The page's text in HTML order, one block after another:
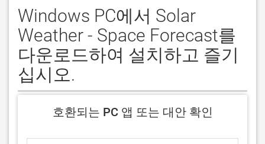
Windows PC에서 Solar
Weather - Space Forecast를
다운로드하여 설치하고 즐기
십시오.
호환되는 PC 앱 또는 대안 확인